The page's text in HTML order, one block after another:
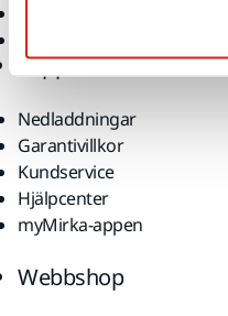
Support
Nedladdningar
Garantivillkor
Kundservice
Hjälpcenter
myMirka-appen
Webbshop